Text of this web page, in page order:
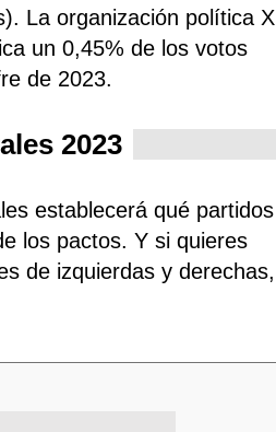
La organización política X
un 0,45% de los votos
de 2023.
2023
establecerá qué partidos
los pactos. Y si quieres
de izquierdas y derechas,